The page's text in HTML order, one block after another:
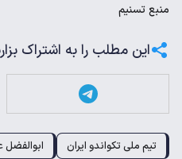
منبعتسنیم
این مطلب را به اشتراک
تیم ملی تکواندو ایران ابوالفضل